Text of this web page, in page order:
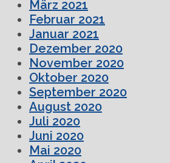
März 2021
Februar 2021
Januar 2021
Dezember 2020
November 2020
Oktober 2020
September 2020
August 2020
Juli 2020
Juni 2020
Mai 2020